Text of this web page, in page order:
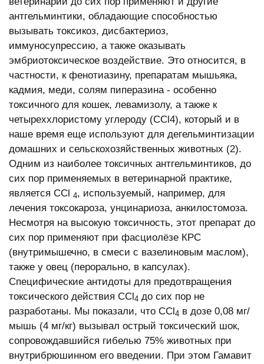
антгельминтики, обладающие способностью
вызывать токсикоз, дисбактериоз,
иммуносупрессию, а также оказывать
эмбриотоксическое воздействие. Это относится, в
частности, к фенотиазину, препаратам мышьяка,
кадмия, меди, солям пиперазина - особенно
токсичного для кошек, левамизолу, а также к
четыреххлористому углероду (СCl4), который и в
наше время еще используют для дегельминтизации
домашних и сельскохозяйственных животных (2).
Одним из наиболее токсичных антгельминтиков, до
сих пор применяемых в ветеринарной практике,
является ССl 4, используемый, например, для
лечения токсокароза, унцинариоза, анкилостомоза.
Несмотря на высокую токсичность, этот препарат до
сих пор применяют при фасциолёзе КРС
(внутримышечно, в смеси с вазелиновым маслом),
также у овец (перорально, в капсулах).
Специфические антидоты для предотвращения
токсического действия ССl4 до сих пор не
разработаны. Мы показали, что ССl4 в дозе 0,08 мг/
мышь (4 мг/кг) вызывал острый токсический шок,
сопровождавшийся гибелью 75% животных при
внутрибрюшинном его введении. При этом Гамавит